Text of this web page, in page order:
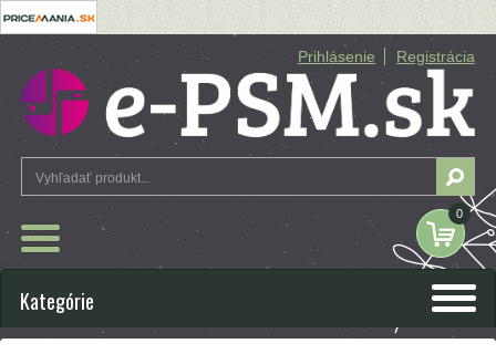
Prihlásenie Registrácia
0
Kategórie